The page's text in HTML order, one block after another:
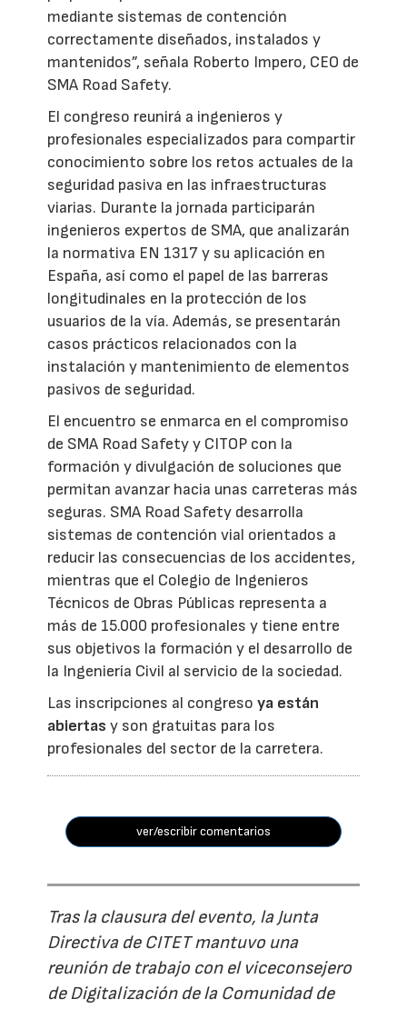
mediante sistemas de contención
correctamente diseñados, instalados y
mantenidos”, señala Roberto Impero, CEO de
SMA Road Safety.
El congreso reunirá a ingenieros y
profesionales especializados para compartir
conocimiento sobre los retos actuales de la
seguridad pasiva en las infraestructuras
viarias. Durante la jornada participarán
ingenieros expertos de SMA, que analizarán
la normativa EN 1317 y su aplicación en
España, así como el papel de las barreras
longitudinales en la protección de los
usuarios de la vía. Además, se presentarán
casos prácticos relacionados con la
instalación y mantenimiento de elementos
pasivos de seguridad.
El encuentro se enmarca en el compromiso
de SMA Road Safety y CITOP con la
formación y divulgación de soluciones que
permitan avanzar hacia unas carreteras más
seguras. SMA Road Safety desarrolla
sistemas de contención vial orientados a
reducir las consecuencias de los accidentes,
mientras que el Colegio de Ingenieros
Técnicos de Obras Públicas representa a
más de 15.000 profesionales y tiene entre
sus objetivos la formación y el desarrollo de
la Ingeniería Civil al servicio de la sociedad.
Las inscripciones al congresoya están
abiertas y son gratuitas para los
profesionales del sector de la carretera.
ver/escribir comentarios
Tras la clausura del evento, la Junta
Directiva de CITET mantuvo una
reunión de trabajo con el viceconsejero
de Digitalización de la Comunidad de